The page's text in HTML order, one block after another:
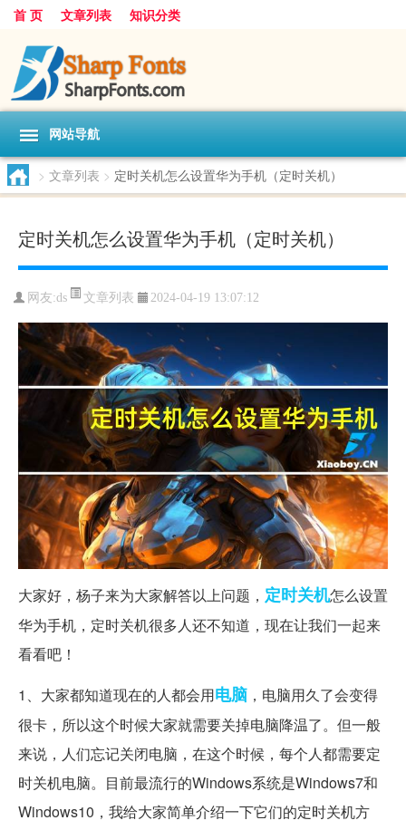
首 页 文章列表 知识分类
网站导航
> 文章列表 > 定时关机怎么设置华为手机（定时关机）
定时关机怎么设置华为手机（定时关机）
网友:ds 文章列表 2024-04-19 13:07:12
大家好，杨子来为大家解答以上问题， 定时关机怎么设置
华为手机，定时关机很多人还不知道，现在让我们一起来
看看吧！
1、大家都知道现在的人都会用电脑 ，电脑用久了会变得
很卡，所以这个时候大家就需要关掉电脑降温了。但一般
来说，人们忘记关闭电脑，在这个时候，每个人都需要定
时关机电脑。目前最流行的Windows系统是Windows7和
Windows10，我给大家简单介绍一下它们的定时关机方